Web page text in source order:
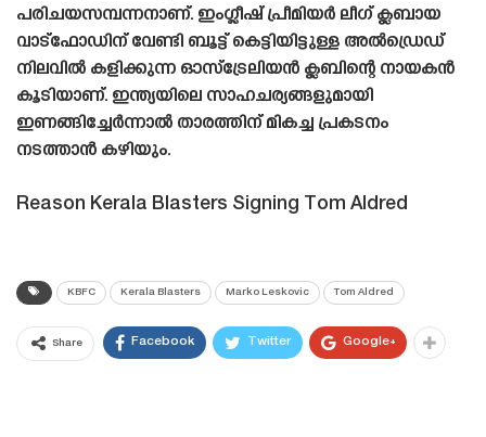
പരിചയസമ്പന്നനാണ്. ഇംഗ്ലീഷ് പ്രീമിയർ ലീഗ് ക്ലബായ
വാട്ഫോഡിന് വേണ്ടി ബൂട്ട് കെട്ടിയിട്ടുള്ള അൽഡ്രെഡ്
നിലവിൽ കളിക്കുന്ന ഓസ്‌ട്രേലിയൻ ക്ലബിന്റെ നായകൻ
കൂടിയാണ്. ഇന്ത്യയിലെ സാഹചര്യങ്ങളുമായി
ഇണങ്ങിച്ചേർന്നാൽ താരത്തിന് മികച്ച പ്രകടനം
നടത്താൻ കഴിയും.
Reason Kerala Blasters Signing Tom Aldred
KBFC Kerala Blasters Marko Leskovic Tom Aldred
Share Facebook Twitter Google+